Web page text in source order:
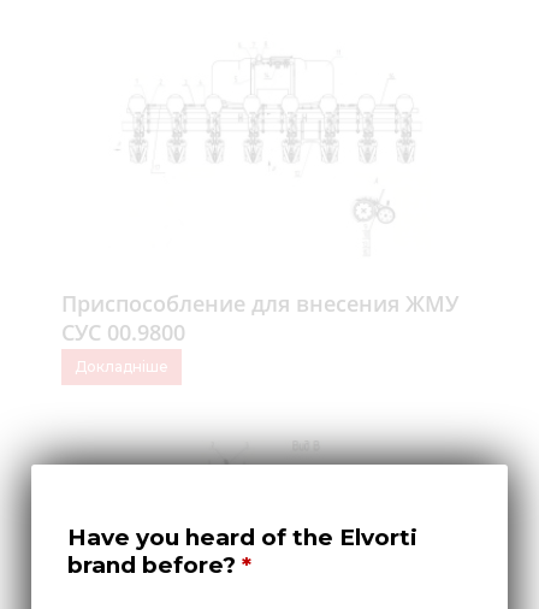
Приспособление для внесения ЖМУ
СУС 00.9800
Докладніше
Have you heard of the Elvorti
brand before?